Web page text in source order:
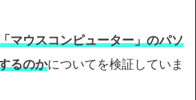
マウスコンピューター」のパソ
るのかについてを検証していま